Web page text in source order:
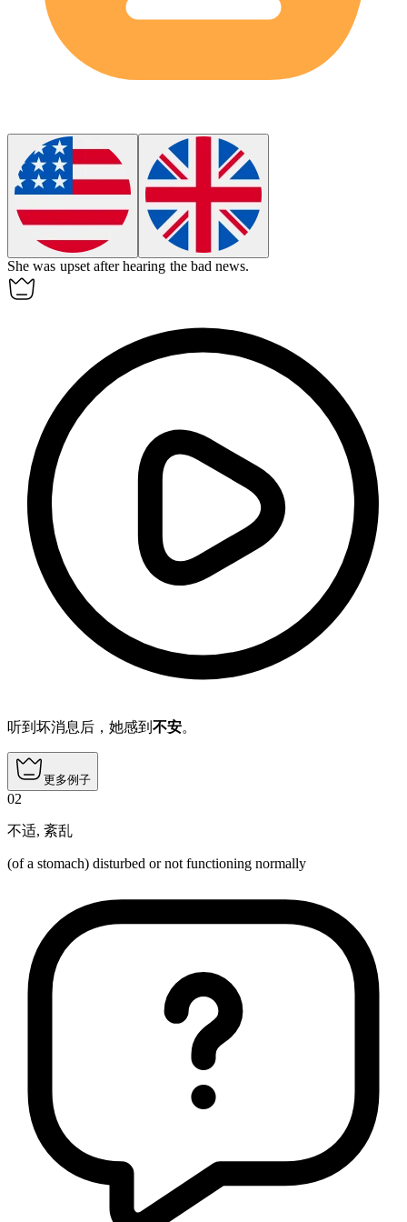
She was upset after hearing the bad news.
听到坏消息后，她感到 不安。
更多例子
02
不适, 紊乱
(of a stomach) disturbed or not functioning normally